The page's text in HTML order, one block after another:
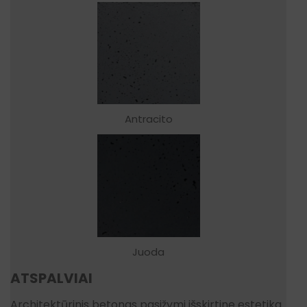
Antracito
Juoda
ATSPALVIAI